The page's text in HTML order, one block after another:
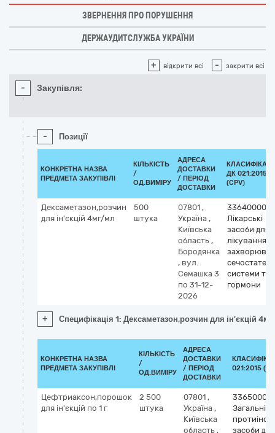
ЗВЕРНЕННЯ ПРО ПОРУШЕННЯ
ДЕРЖАУДИТСЛУЖБА УКРАЇНИ
+ відкрити всі - закрити всі
- Закупівля:
- Позиції
КОНКРЕТНА НАЗВА
ПРЕДМЕТА ЗАКУПІВЛІ
КІЛЬКІСТЬ
/
ОД.ВИМІРУ
АДРЕСА
ДОСТАВКИ
/ ПЕРІОД
ДОСТАВКИ
ДК 021:2015
(CPV)
Дексаметазон,розчин
для ін'єкцій 4мг/мл
500
штука
07801 ,
Україна ,
Київська
область ,
Бородянка
, вул.
Семашка 3
по 31-12-
2026
33640000-8
Лікарські
засоби для
лікування
системи та
гормони
+ Специфікація 1: Дексаметазон,розчин для ін'єкцій
КОНКРЕТНА НАЗВА
ПРЕДМЕТА ЗАКУПІВЛІ
КІЛЬКІСТЬ
/
ОД.ВИМІРУ
АДРЕСА
ДОСТАВКИ
/ ПЕРІОД
ДОСТАВКИ
021:2015
Цефтриаксон,порошок
для ін'єкцій по 1 г
2 500
штука
07801 ,
Україна ,
Київська
область ,
Загальні
засоби для